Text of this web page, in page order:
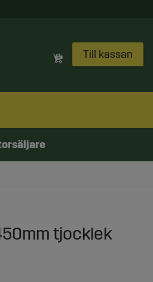
Till kassan
tjocklek